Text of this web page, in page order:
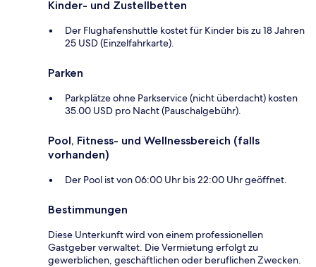
Kinder- und Zustellbetten
Der Flughafenshuttle kostet für Kinder bis zu 18 Jahren
25 USD (Einzelfahrkarte).
Parken
Parkplätze ohne Parkservice (nicht überdacht) kosten
35.00 USD pro Nacht (Pauschalgebühr).
Pool, Fitness- und Wellnessbereich (falls
vorhanden)
Der Pool ist von 06:00 Uhr bis 22:00 Uhr geöffnet.
Bestimmungen
Diese Unterkunft wird von einem professionellen
Gastgeber verwaltet. Die Vermietung erfolgt zu
gewerblichen, geschäftlichen oder beruflichen Zwecken.